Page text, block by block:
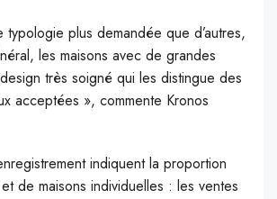
typologie plus demandée que d’autres,
les maisons avec de grandes
très soigné qui les distingue des
acceptées », commente Kronos
indiquent la proportion
et de maisons individuelles : les ventes